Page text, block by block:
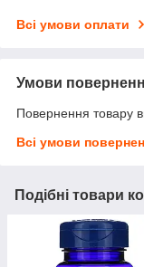
Всі умови оплати
Умови
Повернення товару
Всі умови
Подібні товари